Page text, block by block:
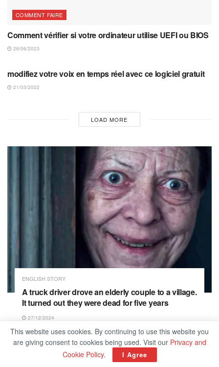
COMMENT FAIRE
Comment vérifier si votre ordinateur utilise UEFI ou BIOS
28/06/2023
modifiez votre voix en temps réel avec ce logiciel gratuit
21/03/2022
LOAD MORE
ENGLISH STORY
A truck driver drove an elderly couple to a village.
It turned out they were dead for five years
27/12/2024
This website uses cookies. By continuing to use this website you
are giving consent to cookies being used. Visit our Privacy and
Cookie Policy. I Agree